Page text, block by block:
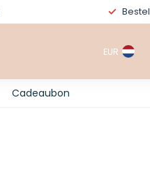
EUR
Cadeaubon